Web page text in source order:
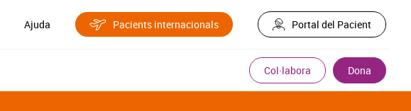
Ajuda Pacients internacionals Portal del Pacient
Col·labora Dona